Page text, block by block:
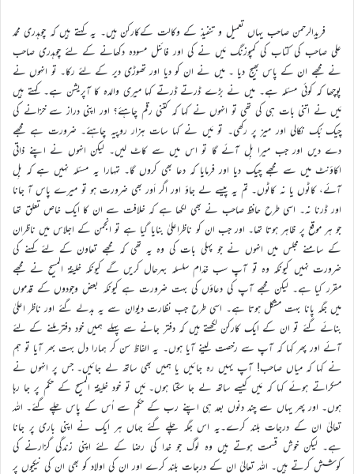
فریدالرحمن صاحب یہاں تعمیل و تنفیذ کے وکالت کےکارکن ہیں۔ یہ کہتے ہیں کہ چوہدری محمد
علی صاحب کی کتاب کی کمپوزنگ مَیں نے کی اور فائنل مسودہ دکھانے کے لئے چوہدری صاحب
نے مجھے ان کے پاس بھیج دیا ۔ میں نے ان کو دیا اور تھوڑی دیر کے لئے رکا۔ تو انہوں نے
پوچھا کہ کوئی مسئلہ ہے۔ میں نے بڑے ڈرتے ڈرتے کہا میری والدہ کا آپریشن ہے۔ کہتے ہیں
مَیں نے اتنی بات ہی کی تھی تو انہوں نے کہا کہ کتنی رقم چاہئے؟ اور اپنی دراز سے خزانے کی
چیک بُک نکالی اور میز پر رکھی۔ تو مَیں نے کہا سات ہزار روپیہ چاہئے۔ ضرورت ہے مجھے
دے دیں اور جب میرا بِل آئے گا تو اس میں سے کاٹ لیں۔ لیکن انہوں نے اپنے ذاتی
اکاؤنٹ میں سے مجھے چیک دیا اور فرمایا کہ دعا بھی کروں گا۔ تمہارا یہ مسئلہ نہیں ہے کہ بِل
آئے، کاٹوں یا نہ کاٹوں۔ تم یہ پیسے لے جاؤ اور اگر اَور بھی ضرورت ہو تو میرے پاس آ جانا
اور ڈرنا نہ۔ اسی طرح حافظ صاحب نے بھی لکھا ہے کہ خلافت سے ان کا ایک خاص تعلق تھا
جو ہر موقع پر ظاہر ہوتا تھا۔ اور جب ان کو ناظراعلیٰ بنایا گیا ہے تو انجمن کے اجلاس میں ناظران
کے سامنے مجلس میں انہوں نے جو پہلی بات کی وہ یہ تھی کہ مجھے تعاون کے لئے کہنے کی
ضرورت نہیں کیونکہ وہ تو آپ سب خدّام سلسلہ بہرحال کریں گے کیونکہ خلیفۃ المسیح نے مجھے
مقرر کیا ہے۔ لیکن مجھے آپ کی دعاؤں کی بہت ضرورت ہے کیونکہ بعض وجودوں کے قدموں
میں جگہ پانا بہت مشکل ہوتا ہے۔ اسی طرح جب نظارت دیوان سے یہ بدلے گئے اور ناظر اعلیٰ
بنائے گئے تو ان کے ایک کارکن لکھتے ہیں کہ دفتر جانے سے پہلے ہمیں خود دفتر ملنے کے لئے
آئے اور پھر کہا کہ آپ سے رخصت لینے آیا ہوں۔ یہ الفاظ سن کر ہمارا دل بہت بھر آیا تو ہم
نے کہا کہ میاں صاحب! آپ یہیں رہ جائیں یا ہمیں بھی ساتھ لے جائیں۔ جس پر انہوں نے
مسکراتے ہوئے کہا کہ مَیں کیسے ساتھ لے جا سکتا ہوں۔ مَیں تو خود خلیفۃ المسیح کے حکم پر جا رہا
ہوں۔ اور پھر یہاں سے چند دنوں بعد ہی اپنے رب کے حکم سے اُس کے پاس چلے گئے۔ اللہ
تعالیٰ ان کے درجات بلند کرے۔یہ اس جگہ چلے گئے جہاں ہر ایک نے اپنی باری پر جانا
ہے۔ لیکن خوش قسمت ہوتے ہیں وہ لوگ جو خدا کی رضا کے لئے اپنی زندگی گزارنے کی
کوشش کرتے ہیں۔ اللہ تعالیٰ ان کے درجات بلند کرے اور ان کی اولاد کو بھی ان کی نیکیوں پر